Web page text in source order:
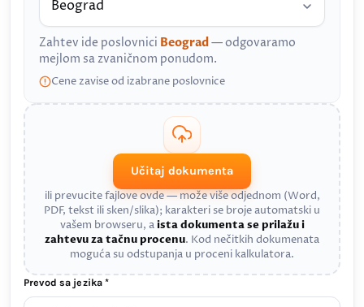
Zahtev ide poslovnici Beograd— odgovaramo
mejlom sa zvaničnom ponudom.
Cene zavise od izabrane poslovnice
Učitaj dokumenta
ili prevucite fajlove ovde — može više odjednom (Word,
PDF, tekst ili sken/slika); karakteri se broje automatski u
vašem browseru, aista dokumenta se prilažu i
zahtevu za tačnu procenu. Kod nečitkih dokumenata
moguća su odstupanja u proceni kalkulatora.
Prevod sa jezika *